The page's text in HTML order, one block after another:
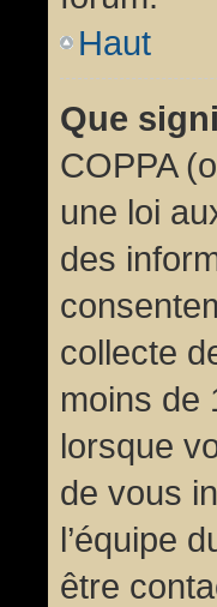
Haut
Que
COPPA
une loi
des
collecte
moins de
lorsque
de vous
l’équipe
être